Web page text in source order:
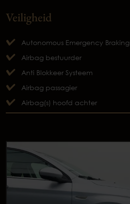
Veiligheid
Autonomous Emergency Braking
Airbag bestuurder
Anti Blokkeer Systeem
Airbag passagier
Airbag(s) hoofd achter